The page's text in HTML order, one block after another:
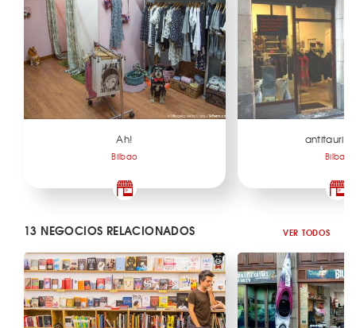
Ah!
Bilbao Bilbao
13 NEGOCIOS RELACIONADOS VER TODOS